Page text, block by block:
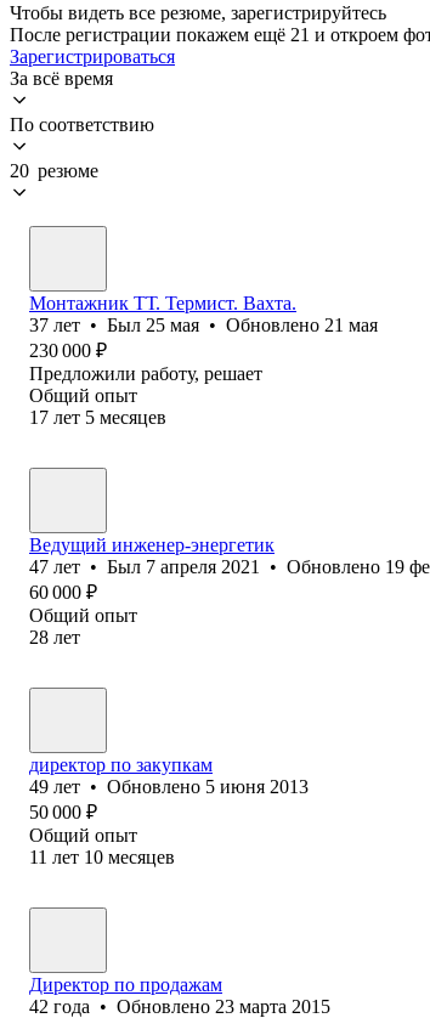
Чтобы видеть все резюме, зарегистрируйтесь
После регистрации покажем ещё 21 и откроем
Зарегистрироваться
За всё время
По соответствию
20 резюме
Монтажник ТТ. Термист. Вахта.
37 лет • Был 25 мая • Обновлено 21 мая
230 000 ₽
Предложили работу, решает
Общий опыт
17 лет 5 месяцев
Ведущий инженер-энергетик
47 лет • Был 7 апреля 2021 • Обновлено 19
60 000 ₽
Общий опыт
28 лет
директор по закупкам
49 лет • Обновлено 5 июня 2013
50 000 ₽
Общий опыт
11 лет 10 месяцев
Директор по продажам
42 года • Обновлено 23 марта 2015